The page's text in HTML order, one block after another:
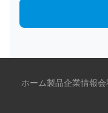
ホーム製品企業情報会